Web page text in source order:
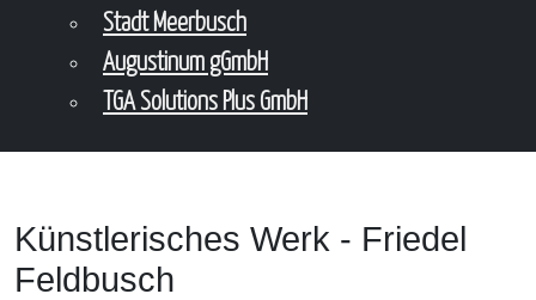
Stadt Meerbusch
Augustinum gGmbH
TGA Solutions Plus GmbH
Künstlerisches Werk - Friedel
Feldbusch